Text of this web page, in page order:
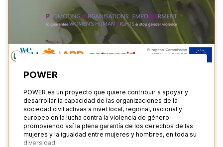
POWER
POWER es un proyecto que quiere contribuir a apoyar y
desarrollar la capacidad de las organizaciones de la
sociedad civil activas a nivel local, regional, nacional y
europeo en la lucha contra la violencia de género
promoviendo así la plena garantía de los derechos de las
mujeres y la igualdad entre mujeres y hombres, en toda su
diversidad.